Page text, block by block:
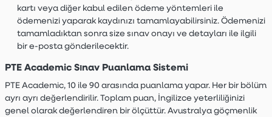
kartı veya diğer kabul edilen ödeme yöntemleri ile
ödemenizi yaparak kaydınızı tamamlayabilirsiniz. Ödemenizi
tamamladıktan sonra size sınav onayı ve detayları ile ilgili
bir e-posta gönderilecektir.
PTE Academic Sınav Puanlama Sistemi
PTE Academic, 10 ile 90 arasında puanlama yapar. Her bir bölüm
ayrı ayrı değerlendirilir. Toplam puan, İngilizce yeterliliğinizi
genel olarak değerlendiren bir ölçüttür. Avustralya göçmenlik